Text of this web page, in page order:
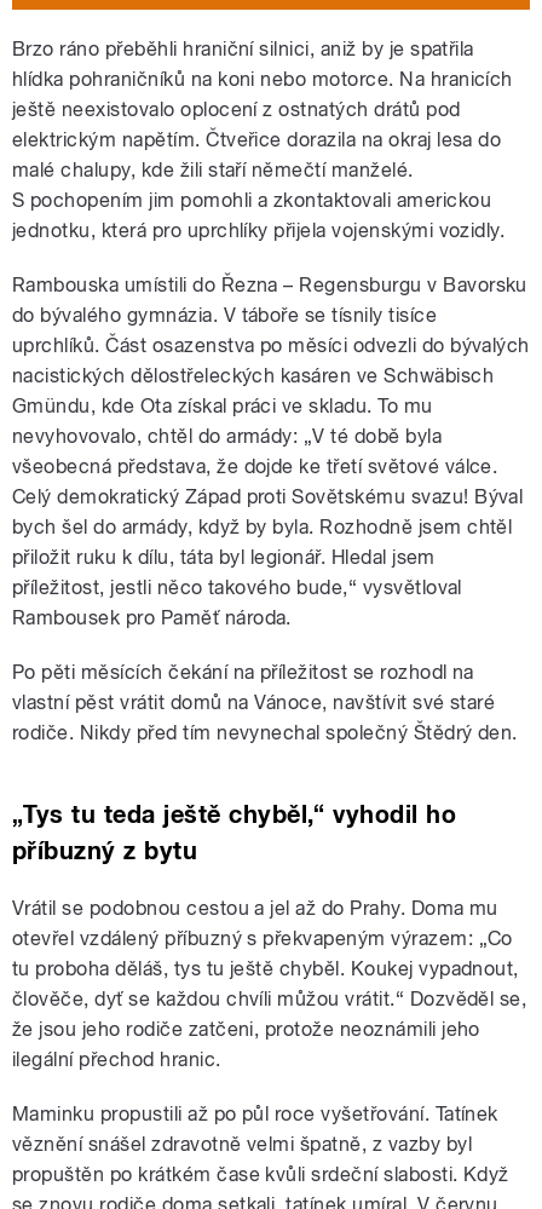
Brzo ráno přeběhli hraniční silnici, aniž by je spatřila
hlídka pohraničníků na koni nebo motorce. Na hranicích
ještě neexistovalo oplocení z ostnatých drátů pod
elektrickým napětím. Čtveřice dorazila na okraj lesa do
malé chalupy, kde žili staří němečtí manželé.
S pochopením jim pomohli a zkontaktovali americkou
jednotku, která pro uprchlíky přijela vojenskými vozidly.
Rambouska umístili do Řezna – Regensburgu v Bavorsku
do bývalého gymnázia. V táboře se tísnily tisíce
uprchlíků. Část osazenstva po měsíci odvezli do bývalých
nacistických dělostřeleckých kasáren ve Schwäbisch
Gmündu, kde Ota získal práci ve skladu. To mu
nevyhovovalo, chtěl do armády: „V té době byla
všeobecná představa, že dojde ke třetí světové válce.
Celý demokratický Západ proti Sovětskému svazu! Býval
bych šel do armády, když by byla. Rozhodně jsem chtěl
přiložit ruku k dílu, táta byl legionář. Hledal jsem
příležitost, jestli něco takového bude,“ vysvětloval
Rambousek pro Paměť národa.
Po pěti měsících čekání na příležitost se rozhodl na
vlastní pěst vrátit domů na Vánoce, navštívit své staré
rodiče. Nikdy před tím nevynechal společný Štědrý den.
„Tys tu teda ještě chyběl,“ vyhodil ho
příbuzný z bytu
Vrátil se podobnou cestou a jel až do Prahy. Doma mu
otevřel vzdálený příbuzný s překvapeným výrazem: „Co
tu proboha děláš, tys tu ještě chyběl. Koukej vypadnout,
člověče, dyť se každou chvíli můžou vrátit.“ Dozvěděl se,
že jsou jeho rodiče zatčeni, protože neoznámili jeho
ilegální přechod hranic.
Maminku propustili až po půl roce vyšetřování. Tatínek
věznění snášel zdravotně velmi špatně, z vazby byl
propuštěn po krátkém čase kvůli srdeční slabosti. Když